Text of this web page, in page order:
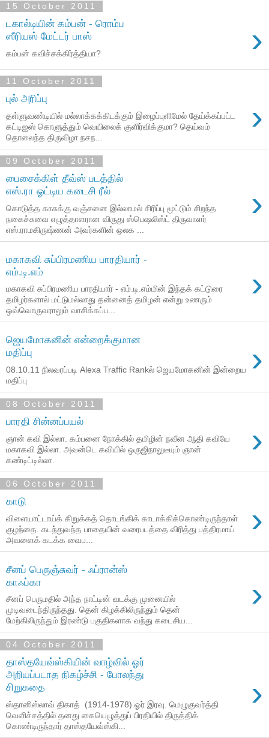
15 October 2011
டகால்டியின் கம்பன் - ரொம்ப
ஸீரியஸ் மேட்டர் பாஸ்
›
கம்பன் கவிச்சக்கிர்த்தியா?
11 October 2011
புல் அரிப்பு ›
தள்ளுவண்டியில் மல்லாக்கக்கிடக்கும் இழைப்புளிமேல் தேய்க்கப்பட்ட
கட்டிஐஸ் கொளுத்தும் வெயிலைக் குளிர்விக்குமா? தெய்வம்
தொலைந்த திருவிழா நசந...
09 October 2011
பைசைக்கிள் தீவ்ஸ் படத்தில்
எஸ்.ரா ஓட்டிய கடைசி ரீல்
›
கொடுத்த காசுக்கு வஞ்சனை இல்லாமல் சிரிப்பு மூட்டும் சிறந்த
நகைச்சுவை எழுத்தாளரான விருது ஸ்பெஷலிஸ்ட் திருவாளர்
எஸ்.ராமகிருஷ்ணன் அவர்களின் ஒலக ...
மகாகவி சுப்பிரமணிய பாரதியார் -
எம்.டி.எம்
›
மகாகவி சுப்பிரமணிய பாரதியார் - எம்.டி.எம்மின் இந்தக் கட்டுரை
தமிழர்களால் மட்டுமல்லாது தன்னைத் தமிழன் என்று உணரும்
ஒவ்வொருவராலும் வாசிக்கப்ப...
ஜெயமோகனின் என்றைக்குமான
மதிப்பு
›
08.10.11 நிலவரப்படி Alexa Traffic Rankல் ஜெயமோகனின் இன்றைய
மதிப்பு
08 October 2011
பாரதி சின்னப்பயல் ›
ஞான் கவி இல்லா. கம்பனை நோக்கில் தமிழின் நவீன ஆதி கவியே
மகாகவி இல்லா. அவன்டெ கவியில் ஒருஜிநாலுடீயும் ஞான்
கண்டிட்டில்லா.
06 October 2011
காடு ›
விளையாட்டாய்க் கிறுக்கத் தொடங்கிக் காடாக்கிக்கொண்டிருந்தாள்
குழந்தை. கடந்துவந்த பாதையின் வரைபடத்தை விரித்து பத்திரமாய்
அவளைக் கடக்க வைப...
சீனப் பெருஞ்சுவர் - ஃப்ரான்ஸ்
காஃப்கா
›
சீனப் பெருமதில் அந்த நாட்டின் வடக்கு முனையில்
முடிவடைந்திருந்தது. தென் கிழக்கிலிருந்தும் தென்
மேற்கிலிருந்தும் இரண்டு பகுதிகளாக வந்து கடைசிய...
04 October 2011
தாஸ்தயேவ்ஸ்கியின் வாழ்வில் ஓர்
அறியப்படாத நிகழ்ச்சி - போலந்து
சிறுகதை
›
ஸ்தானிஸ்லாவ் திகாத் (1914-1978) ஓர் இரவு. மெழுகுவர்த்தி
வெளிச்சத்தில் தனது கையெழுத்துப் பிரதியில் திருத்திக்
கொண்டிருந்தார் தாஸ்தயேவ்ஸ்கி...